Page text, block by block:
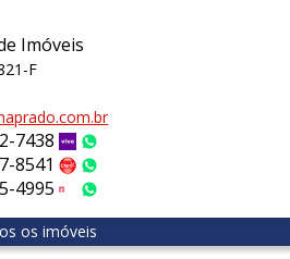
Imóveis
F
7438 Vivo
8541 Claro
4995 Tim
os imóveis